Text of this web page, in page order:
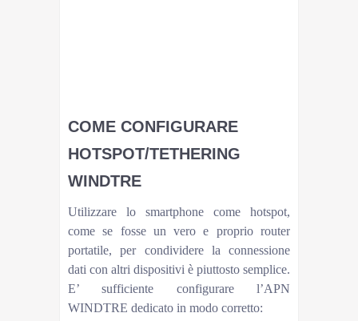
COME CONFIGURARE
HOTSPOT/TETHERING
WINDTRE
Utilizzare lo smartphone come hotspot,
come se fosse un vero e proprio router
portatile, per condividere la connessione
dati con altri dispositivi è piuttosto semplice.
E’ sufficiente configurare l’APN
WINDTRE dedicato in modo corretto: